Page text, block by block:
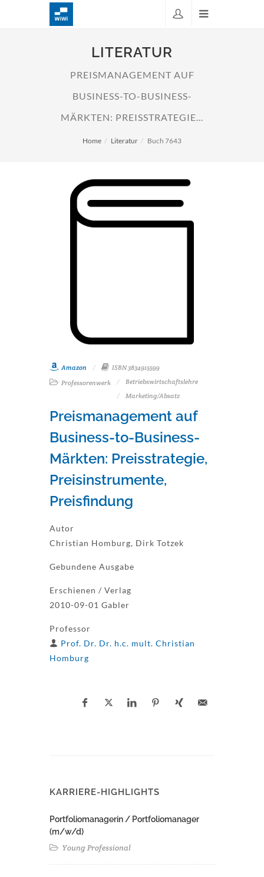
LITERATUR
PREISMANAGEMENT AUF
BUSINESS-TO-BUSINESS-
MÄRKTEN: PREISSTRATEGIE...
Home Literatur Buch 7643
Amazon
ISBN 3834915599
Professorenwerk
Betriebswirtschaftslehre
Marketing/Absatz
Preismanagement auf
Business-to-Business-
Märkten: Preisstrategie,
Preisinstrumente,
Preisfindung
Autor
Christian Homburg, Dirk Totzek
Gebundene Ausgabe
Erschienen / Verlag
2010-09-01 Gabler
Professor
Prof. Dr. Dr. h.c. mult. Christian
Homburg
KARRIERE-HIGHLIGHTS
Portfoliomanagerin / Portfoliomanager
(m/w/d)
Young Professional